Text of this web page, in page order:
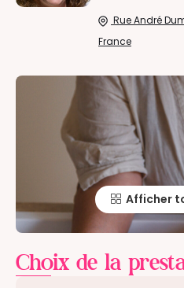
Rue André
France
Afficher
Choix de la